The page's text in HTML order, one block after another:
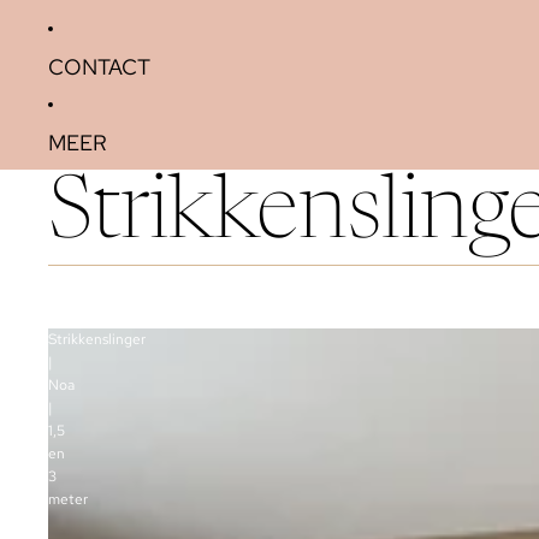
CONTACT
MEER
Strikkenslinger
|
Noa
|
1,5
en
3
meter